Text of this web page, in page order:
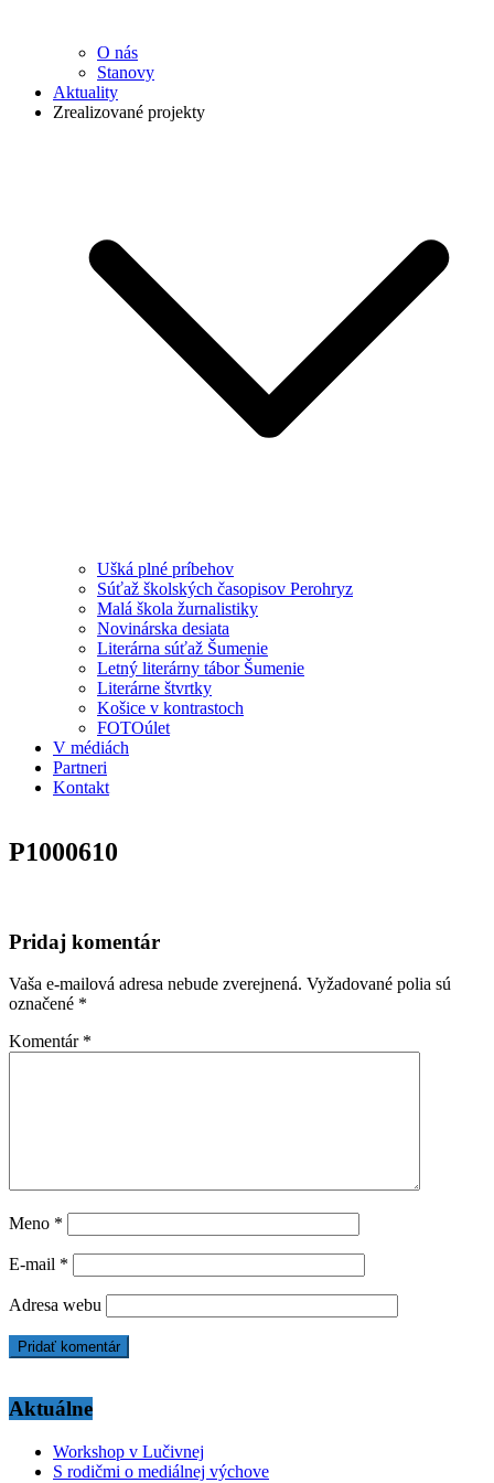
O nás
Stanovy
Aktuality
Zrealizované projekty
Ušká plné príbehov
Súťaž školských časopisov Perohryz
Malá škola žurnalistiky
Novinárska desiata
Literárna súťaž Šumenie
Letný literárny tábor Šumenie
Literárne štvrtky
Košice v kontrastoch
FOTOúlet
V médiách
Partneri
Kontakt
P1000610
Pridaj komentár
Vaša e-mailová adresa nebude zverejnená. Vyžadované polia sú
označené *
Komentár *
Meno *
E-mail *
Adresa webu
Aktuálne
Workshop v Lučivnej
S rodičmi o mediálnej výchove